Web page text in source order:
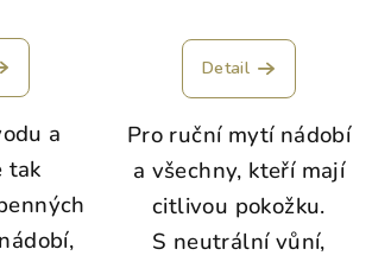
a
tak
Detail
Pro ruční mytí nádobí
a všechny, kteří mají
citlivou pokožku.
S neutrální vůní,